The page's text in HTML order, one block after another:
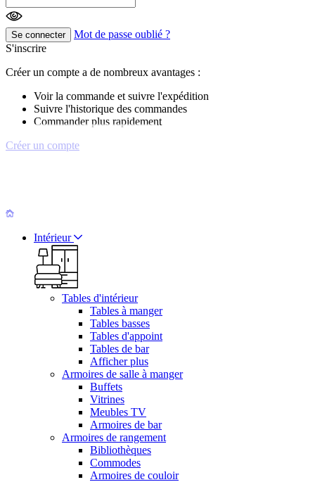
Se connecter
Mot de passe oublié ?
S'inscrire
Créer un compte a de nombreux avantages :
Voir la commande et suivre l'expédition
Suivre l'historique des commandes
Commander plus rapidement
Créer un compte
Intérieur
Tables d'intérieur
Tables à manger
Tables basses
Tables d'appoint
Tables de bar
Afficher plus
Armoires de salle à manger
Buffets
Vitrines
Meubles TV
Armoires de bar
Armoires de rangement
Bibliothèques
Commodes
Armoires de couloir